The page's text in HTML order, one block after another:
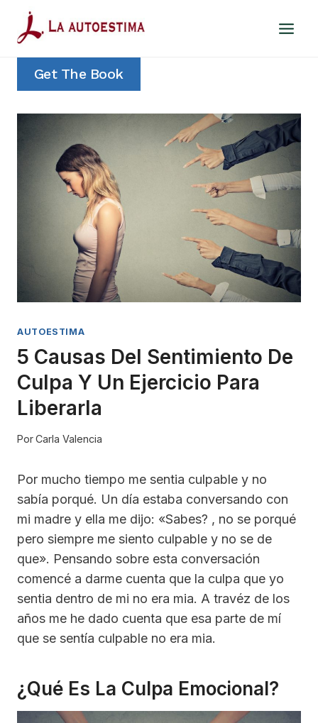
Saltar
contenido
Get The Book
AUTOESTIMA
5 Causas Del Sentimiento De
Culpa Y Un Ejercicio Para
Liberarla
PorCarla Valencia
Por mucho tiempo me sentia culpable y no
sabía porqué. Un día estaba conversando con
mi madre y ella me dijo: «Sabes? , no se porqué
pero siempre me siento culpable y no se de
que». Pensando sobre esta conversación
comencé a darme cuenta que la culpa que yo
sentia dentro de mi no era mia. A travéz de los
años me he dado cuenta que esa parte de mí
que se sentía culpable no era mia.
¿Qué Es La Culpa Emocional?